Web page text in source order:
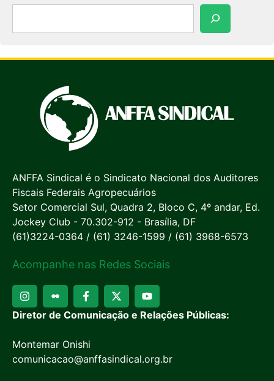
ANFFA Sindical é o Sindicato Nacional dos Auditores
Fiscais Federais Agropecuários
Setor Comercial Sul, Quadra 2, Bloco C, 4º andar, Ed.
Jockey Club - 70.302-912 - Brasília, DF
(61)3224-0364 / (61) 3246-1599 / (61) 3968-6573
Acompanhe nas Redes Sociais
Diretor de Comunicação e Relações Públicas:
Montemar Onishi
comunicacao@anffasindical.org.br